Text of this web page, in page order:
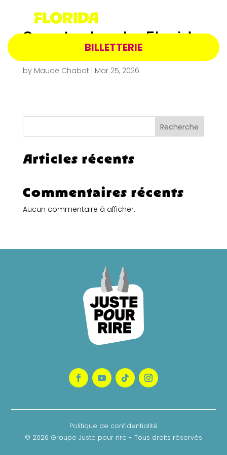
BILLETTERIE
Spectacle – La Florida
– 4 mai 2027 20h
by Maude Chabot Mar 25, 2026
Recherche
Articles récents
Commentaires récents
Aucun commentaire à afficher.
Politique de confidentialité
© 2026 Groupe Juste pour rire - Tous droits réservés